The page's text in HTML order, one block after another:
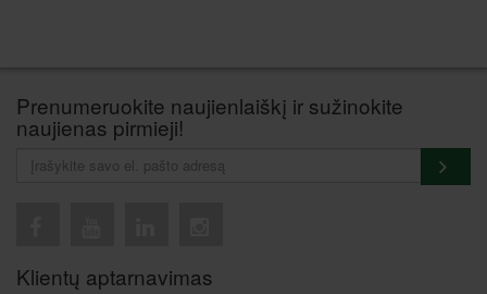
Prenumeruokite naujienlaiškį ir sužinokite
naujienas pirmieji!
Klientų aptarnavimas